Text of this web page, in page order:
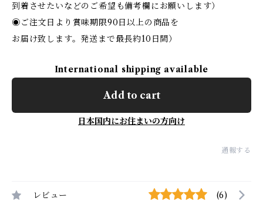
到着させたいなどのご希望も備考欄にお願いします）
◉ご注文日より賞味期限90日以上の商品を
お届け致します。発送まで最長約10日間）
International shipping available
Add to cart
日本国内にお住まいの方向け
通報する
レビュー (6)